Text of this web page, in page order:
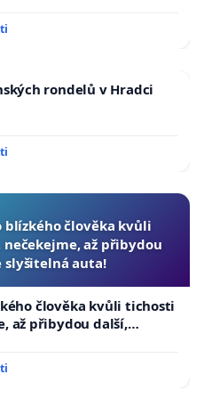
žaloby na prezidenta
rondelů v Hradci
člověka kvůli
až přibydou
slyšitelná auta!
člověka kvůli tichosti
až přibydou další,